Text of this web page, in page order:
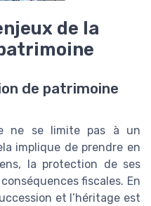
de la
de patrimoine
ne se limite pas à un
implique de prendre en
la protection de ses
fiscales. En
et l’héritage est